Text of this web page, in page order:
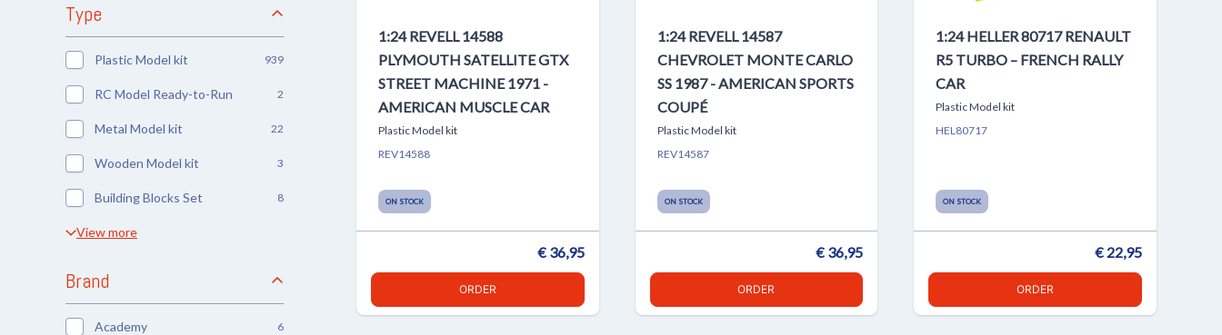
Type
Plastic Model kit 939
RC Model Ready-to-Run 2
Metal Model kit 22
Wooden Model kit 3
Building Blocks Set 8
View more
Brand
Academy 6
1:24 REVELL 14588
PLYMOUTH SATELLITE GTX
STREET MACHINE 1971 -
AMERICAN MUSCLE CAR
Plastic Model kit
REV14588
ON STOCK
€ 36,95
ORDER
1:24 REVELL 14587
CHEVROLET MONTE CARLO
SS 1987 - AMERICAN SPORTS
COUPÉ
Plastic Model kit
REV14587
ON STOCK
€ 36,95
ORDER
1:24 HELLER 80717 RENAULT
R5 TURBO – FRENCH RALLY
CAR
Plastic Model kit
HEL80717
ON STOCK
€ 22,95
ORDER